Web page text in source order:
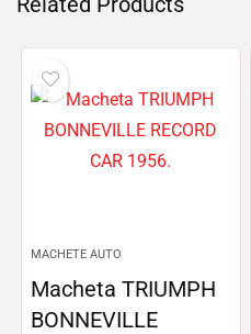
MACHETE AUTO
Macheta TRIUMPH
BONNEVILLE